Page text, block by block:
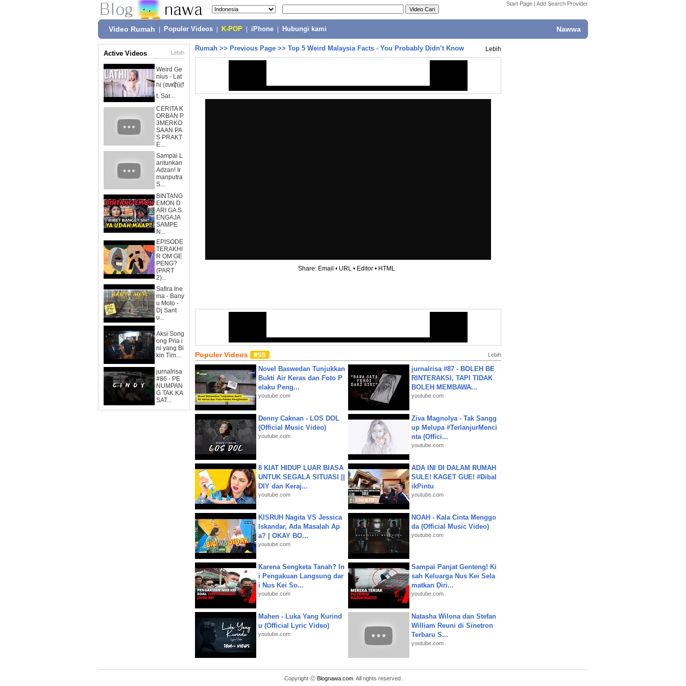
Start Page | Add Search Provider
Video Rumah Populer Videos K-POP iPhone Hubungi kami Nawwa
Active Videos Lebih
Weird Ge
nius - Lat
hi (ꦭꦛꦶ)(f
t. Sar...
CERITA K
ORBAN P
3MERKO
SAAN PA
S PRAKT
E...
Sampai L
antunkan
Adzan! Ir
manputra
S...
BINTANG
EMON D
ARI GA S
ENGAJA
SAMPE
N...
EPISODE
TERAKHI
R OM GE
PENG?
(PART
2)...
Safira Ine
ma - Bany
u Moto -
Dj Sant
u...
Aksi Song
ong Pria i
ni yang Bi
kin Tim...
jurnalrisa
#86 - PE
NUMPAN
G TAK KA
SAT...
Rumah >> Previous Page >> Top 5 Weird Malaysia Facts - You Probably Didn’t Know Lebih
Share: Email • URL • Editor • HTML
Populer Videos Lebih
Novel Baswedan Tunjukkan
Bukti Air Keras dan Foto P
elaku Peng...
youtube.com
jurnalrisa #87 - BOLEH BE
RINTERAKSI, TAPI TIDAK
BOLEH MEMBAWA...
youtube.com
Denny Caknan - LOS DOL
(Official Music Video)
youtube.com
Ziva Magnolya - Tak Sangg
up Melupa #TerlanjurMenci
nta (Offici...
youtube.com
8 KIAT HIDUP LUAR BIASA
UNTUK SEGALA SITUASI ||
DIY dan Keraj...
youtube.com
ADA INI DI DALAM RUMAH
SULE! KAGET GUE! #Dibal
ikPintu
youtube.com
KISRUH Nagita VS Jessica
Iskandar, Ada Masalah Ap
a? | OKAY BO...
youtube.com
NOAH - Kala Cinta Menggo
da (Official Music Video)
youtube.com
Karena Sengketa Tanah? In
i Pengakuan Langsung dar
i Nus Kei So...
youtube.com
Sampai Panjat Genteng! Ki
sah Keluarga Nus Kei Sela
matkan Diri...
youtube.com
Mahen - Luka Yang Kurind
u (Official Lyric Video)
youtube.com
Natasha Wilona dan Stefan
William Reuni di Sinetron
Terbaru S...
youtube.com
Copyright ⓒ Blognawa.com. All rights reserved.